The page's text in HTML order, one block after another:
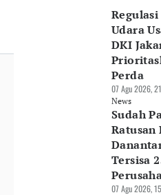
Udara
DKI
Perda
07 Agu 2026,
News
Sudah
Ratusan
Tersisa
07 Agu 2026,